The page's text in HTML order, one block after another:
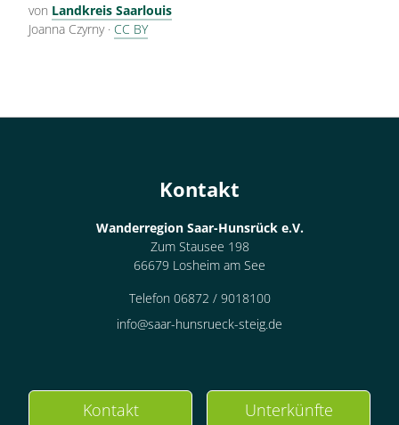
von Landkreis Saarlouis
Joanna Czyrny · CC BY
Kontakt
Wanderregion Saar-Hunsrück e.V.
Zum Stausee 198
66679 Losheim am See
Telefon 06872 / 9018100
info@saar-hunsrueck-steig.de
Kontakt Unterkünfte